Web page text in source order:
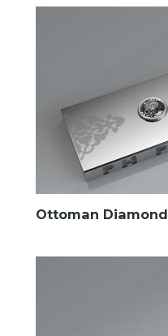
Ottoman Diamond